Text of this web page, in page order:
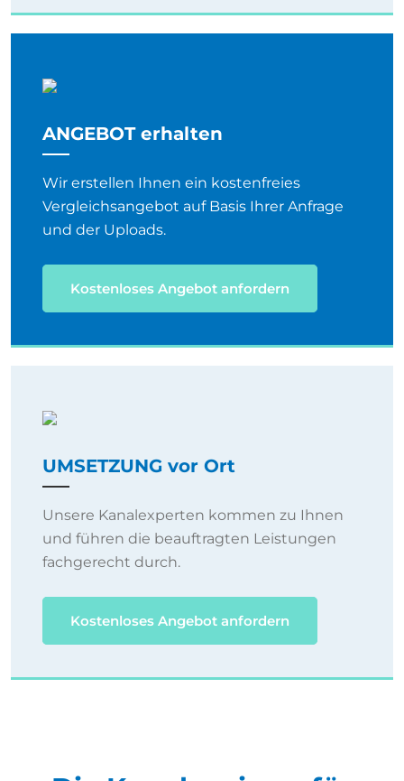
ANGEBOT erhalten
Wir erstellen Ihnen ein kostenfreies
Vergleichsangebot auf Basis Ihrer Anfrage
und der Uploads.
Kostenloses Angebot anfordern
UMSETZUNG vor Ort
Unsere Kanalexperten kommen zu Ihnen
und führen die beauftragten Leistungen
fachgerecht durch.
Kostenloses Angebot anfordern